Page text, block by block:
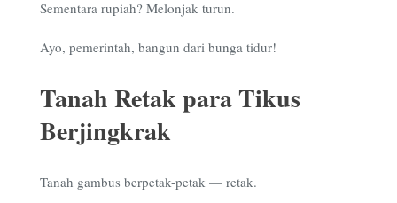
Sementara rupiah? Melonjak turun.
Ayo, pemerintah, bangun dari bunga tidur!
Tanah Retak para Tikus
Berjingkrak
Tanah gambus berpetak-petak — retak.